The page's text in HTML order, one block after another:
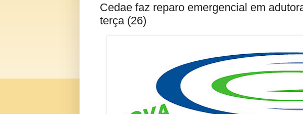
Cedae faz reparo emergencial em
terça (26)